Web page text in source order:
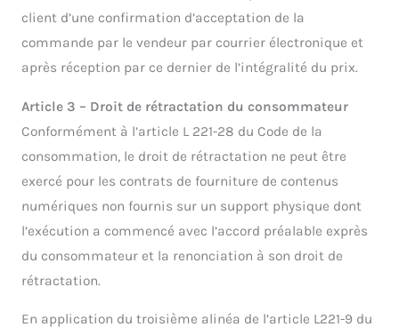
client d’une confirmation d’acceptation de la
commande par le vendeur par courrier électronique et
après réception par ce dernier de l’intégralité du prix.
Article 3 – Droit de rétractation du consommateur
Conformément à l’article L 221-28 du Code de la
consommation, le droit de rétractation ne peut être
exercé pour les contrats de fourniture de contenus
numériques non fournis sur un support physique dont
l’exécution a commencé avec l’accord préalable exprès
du consommateur et la renonciation à son droit de
rétractation.
En application du troisième alinéa de l’article L221-9 du